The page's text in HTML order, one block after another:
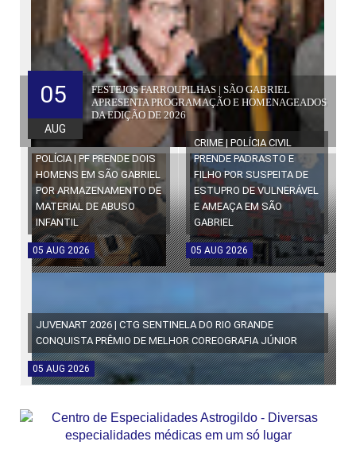
FESTEJOS FARROUPILHAS | SÃO GABRIEL
APRESENTA PROGRAMAÇÃO E HOMENAGEADOS
DA EDIÇÃO DE 2026
05
AUG
POLÍCIA | PF PRENDE DOIS
HOMENS EM SÃO GABRIEL
POR ARMAZENAMENTO DE
MATERIAL DE ABUSO
INFANTIL
05 AUG 2026
CRIME | POLÍCIA CIVIL
PRENDE PADRASTO E
FILHO POR SUSPEITA DE
ESTUPRO DE VULNERÁVEL
E AMEAÇA EM SÃO
GABRIEL
05 AUG 2026
JUVENART 2026 | CTG SENTINELA DO RIO GRANDE
CONQUISTA PRÊMIO DE MELHOR COREOGRAFIA JÚNIOR
05 AUG 2026